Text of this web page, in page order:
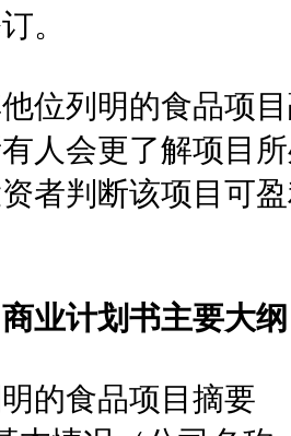
。
列明的食品项目
人会更了解项目
者判断该项目可
业计划书主要大
食品项目摘要